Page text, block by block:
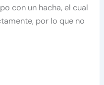
con un hacha, el cual
por lo que no